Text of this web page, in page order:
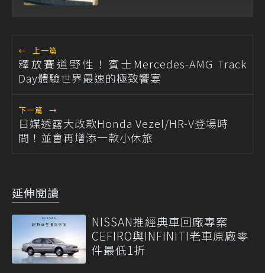
← 上一篇
釋放賽道野性！賓士Mercedes-AMG Track
Day體驗世界最速的極致饗宴
下一篇 →
日媒透露大改款Honda Vezel/HR-V登場時
間！並會再增添一款小休旅
延伸閱讀
NISSAN推經典車回廠專案
CEFIRO與INFINITI老車原廠零
件最低1折